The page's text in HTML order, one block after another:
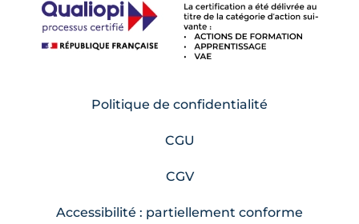
Politique de confidentialité
CGU
CGV
Accessibilité : partiellement conforme